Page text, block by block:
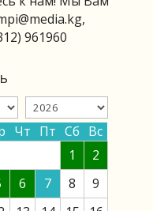
,
961960
Чт Пт Сб Вс
1
2
6 7 8
9